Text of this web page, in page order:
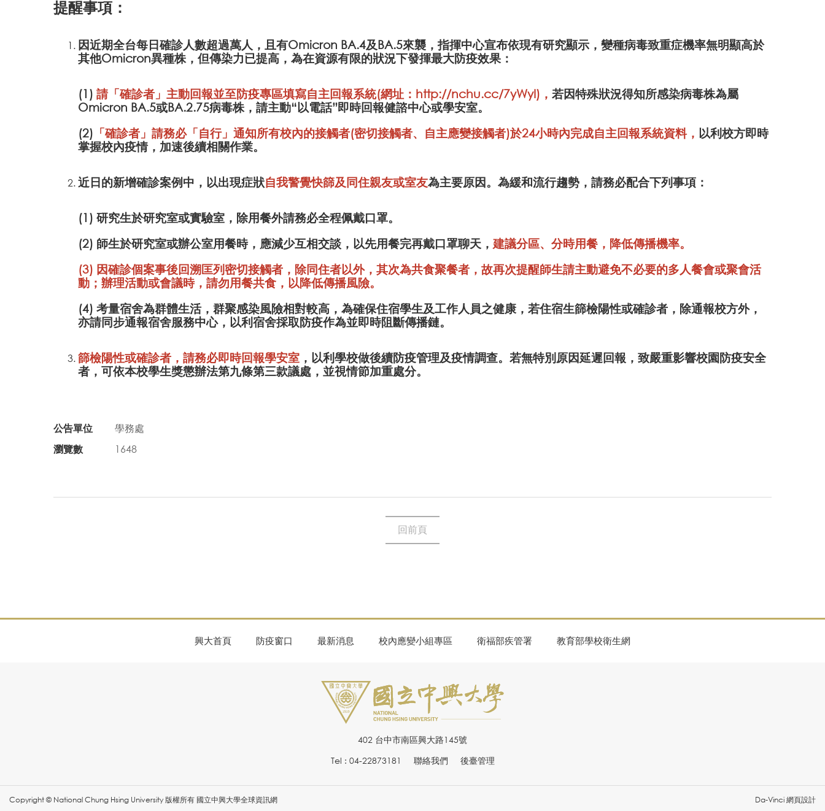
提醒事項：
因近期全台每日確診人數超過萬人，且有Omicron BA.4及BA.5來襲，指揮中心宣布依現有研究顯示，變種病毒致重症機率無明顯高於
其他Omicron異種株，但傳染力已提高，為在資源有限的狀況下發揮最大防疫效果：
(1) 請「確診者」主動回報並至防疫專區填寫自主回報系統(網址： http://nchu.cc/7yWyI)， 若因特殊狀況得知所感染病毒株為屬
Omicron BA.5或BA.2.75病毒株，請主動“以電話”即時回報健諮中心或學安室。
(2) 「確診者」請務必「自行」通知所有校內的接觸者(密切接觸者、自主應變接觸者)於24小時內完成自主回報系統資料， 以利校方即時
掌握校內疫情，加速後續相關作業。
近日的新增確診案例中，以出現症狀自我警覺快篩及同住親友或室友為主要原因。為緩和流行趨勢，請務必配合下列事項：
(1) 研究生於研究室或實驗室，除用餐外請務必全程佩戴口罩。
(2) 師生於研究室或辦公室用餐時，應減少互相交談，以先用餐完再戴口罩聊天， 建議分區、分時用餐，降低傳播機率。
(3) 因確診個案事後回溯匡列密切接觸者，除同住者以外，其次為共食聚餐者，故再次提醒師生請主動避免不必要的多人餐會或聚會活
動；辦理活動或會議時，請勿用餐共食，以降低傳播風險。
(4) 考量宿舍為群體生活，群聚感染風險相對較高，為確保住宿學生及工作人員之健康，若住宿生篩檢陽性或確診者，除通報校方外，
亦請同步通報宿舍服務中心，以利宿舍採取防疫作為並即時阻斷傳播鏈。
篩檢陽性或確診者，請務必即時回報學安室 ，以利學校做後續防疫管理及疫情調查。若無特別原因延遲回報，致嚴重影響校園防疫安全
者，可依本校學生獎懲辦法第九條第三款議處，並視情節加重處分。
公告單位
學務處
瀏覽數
1648
回前頁
興大首頁 防疫窗口 最新消息 校內應變小組專區 衛福部疾管署 教育部學校衛生網
402 台中市南區興大路145號
Tel : 04-22873181
聯絡我們 後臺管理
Copyright © National Chung Hsing University 版權所有 國立中興大學全球資訊網 Da-Vinci 網頁設計